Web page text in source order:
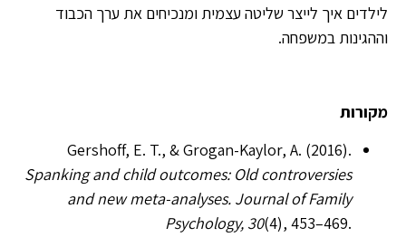
לילדים איך לייצר שליטה עצמית ומנכיחים את ערך הכבוד
וההגינות במשפחה.
מקורות
Gershoff, E. T., & Grogan-Kaylor, A. (2016).
Spanking and child outcomes: Old controversies
and new meta-analyses. Journal of Family
Psychology, 30(4), 453–469.